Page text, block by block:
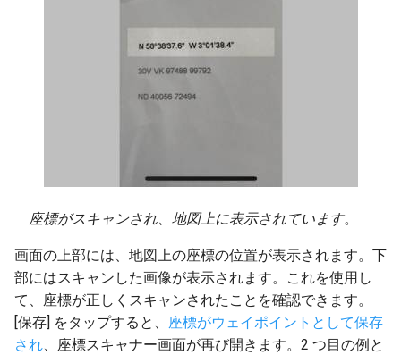
座標がスキャンされ、地図上に表示されています。
画面の上部には、地図上の座標の位置が表示されます。下
部にはスキャンした画像が表示されます。これを使用し
て、座標が正しくスキャンされたことを確認できます。
[保存] をタップすると、 座標がウェイポイントとして保存
され、座標スキャナー画面が再び開きます。2 つ目の例と